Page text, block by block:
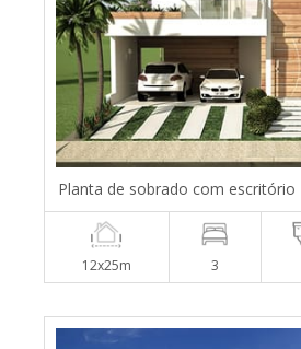
Planta de sobrado com escritório
12x25m 3